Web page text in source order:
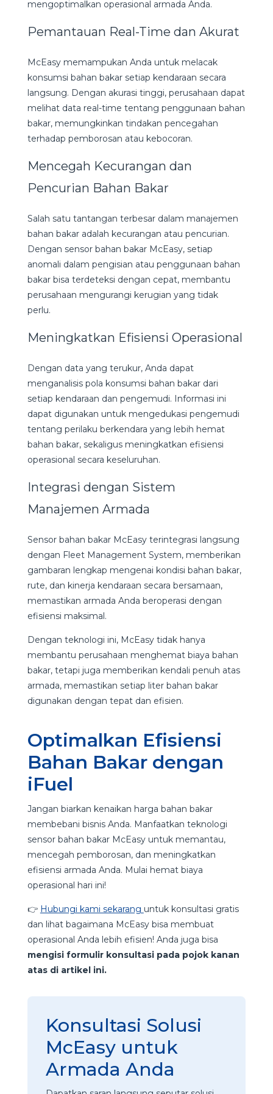
mengoptimalkan operasional armada Anda.
Pemantauan Real-Time dan Akurat
McEasy memampukan Anda untuk melacak
konsumsi bahan bakar setiap kendaraan secara
langsung. Dengan akurasi tinggi, perusahaan dapat
melihat data real-time tentang penggunaan bahan
bakar, memungkinkan tindakan pencegahan
terhadap pemborosan atau kebocoran.
Mencegah Kecurangan dan
Pencurian Bahan Bakar
Salah satu tantangan terbesar dalam manajemen
bahan bakar adalah kecurangan atau pencurian.
Dengan sensor bahan bakar McEasy, setiap
anomali dalam pengisian atau penggunaan bahan
bakar bisa terdeteksi dengan cepat, membantu
perusahaan mengurangi kerugian yang tidak
perlu.
Meningkatkan Efisiensi Operasional
Dengan data yang terukur, Anda dapat
menganalisis pola konsumsi bahan bakar dari
setiap kendaraan dan pengemudi. Informasi ini
dapat digunakan untuk mengedukasi pengemudi
tentang perilaku berkendara yang lebih hemat
bahan bakar, sekaligus meningkatkan efisiensi
operasional secara keseluruhan.
Integrasi dengan Sistem
Manajemen Armada
Sensor bahan bakar McEasy terintegrasi langsung
dengan Fleet Management System, memberikan
gambaran lengkap mengenai kondisi bahan bakar,
rute, dan kinerja kendaraan secara bersamaan,
memastikan armada Anda beroperasi dengan
efisiensi maksimal.
Dengan teknologi ini, McEasy tidak hanya
membantu perusahaan menghemat biaya bahan
bakar, tetapi juga memberikan kendali penuh atas
armada, memastikan setiap liter bahan bakar
digunakan dengan tepat dan efisien.
Optimalkan Efisiensi
Bahan Bakar dengan
iFuel
Jangan biarkan kenaikan harga bahan bakar
membebani bisnis Anda. Manfaatkan teknologi
sensor bahan bakar McEasy untuk memantau,
mencegah pemborosan, dan meningkatkan
efisiensi armada Anda. Mulai hemat biaya
operasional hari ini!
👉 Hubungi kami sekarang untuk konsultasi gratis
dan lihat bagaimana McEasy bisa membuat
operasional Anda lebih efisien! Anda juga bisa
mengisi formulir konsultasi pada pojok kanan
atas di artikel ini.
Konsultasi Solusi
McEasy untuk
Armada Anda